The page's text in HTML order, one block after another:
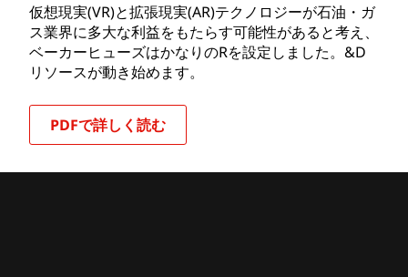
仮想現実(VR)と拡張現実(AR)テクノロジーが石油・ガ
ス業界に多大な利益をもたらす可能性があると考え、
ベーカーヒューズはかなりのRを設定しました。&D
リソースが動き始めます。
PDFで詳しく読む